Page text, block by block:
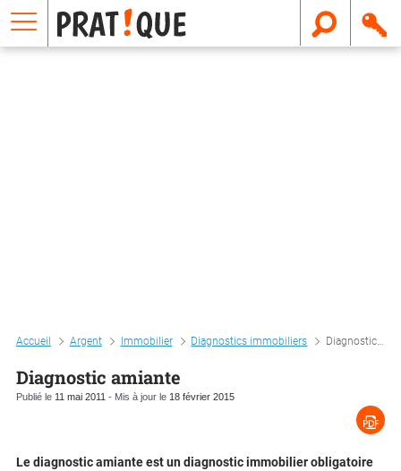
Accueil Argent Immobilier Diagnostics immobiliers Diagnostic amiante
Diagnostic amiante
Publié le 11 mai 2011 - Mis à jour le 18 février 2015
Le diagnostic amiante est un diagnostic immobilier obligatoire
E
m
a